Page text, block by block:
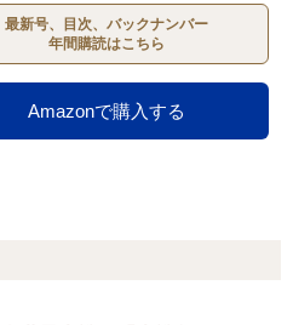
最新号、目次、バックナンバー
年間購読はこちら
Amazonで購入する